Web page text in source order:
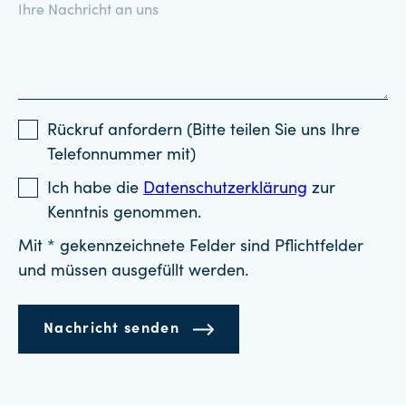
Rückruf anfordern (Bitte teilen Sie uns Ihre
Telefonnummer mit)
Ich habe die Datenschutzerklärung zur
Kenntnis genommen.
Mit * gekennzeichnete Felder sind Pflichtfelder
und müssen ausgefüllt werden.
Nachricht senden